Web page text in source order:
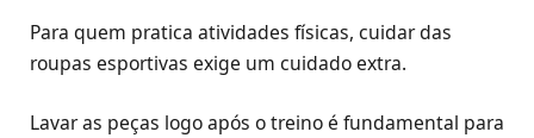
Para quem pratica atividades físicas, cuidar das
roupas esportivas exige um cuidado extra.
Lavar as peças logo após o treino é fundamental para